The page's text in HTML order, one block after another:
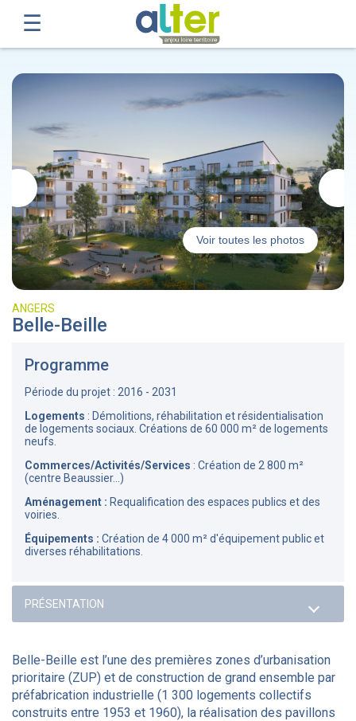
Voir toutes les photos
ANGERS
Belle-Beille
Programme
Période du projet : 2016 - 2031
Logements : Démolitions, réhabilitation et résidentialisation
de logements sociaux. Créations de 60 000 m² de logements
neufs.
Commerces/Activités/Services : Création de 2 800 m²
(centre Beaussier...)
Aménagement : Requalification des espaces publics et des
voiries.
Équipements : Création de 4 000 m² d'équipement public et
diverses réhabilitations.
Belle-Beille est l’une des premières zones d’urbanisation
prioritaire (ZUP) et de construction de grand ensemble par
préfabrication industrielle (1 300 logements collectifs
construits entre 1953 et 1960), la réalisation des pavillons